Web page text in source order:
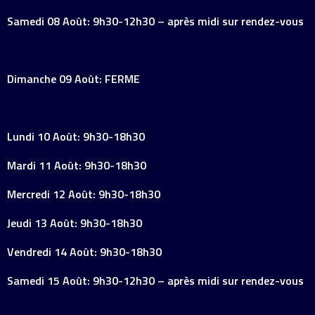
Samedi 08 Août: 9h30-12h30 – après midi sur rendez-vous
Dimanche 09 Août: FERME
Lundi 10 Août: 9h30-18h30
Mardi 11 Août: 9h30-18h30
Mercredi 12 Août: 9h30-18h30
Jeudi 13 Août: 9h30-18h30
Vendredi 14 Août: 9h30-18h30
Samedi 15 Août: 9h30-12h30 – après midi sur rendez-vous